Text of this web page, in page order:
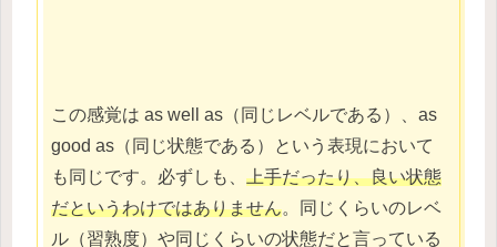
この感覚は as well as（同じレベルである）、as
good as（同じ状態である）という表現において
も同じです。必ずしも、 上手だったり、良い状態
だというわけではありません。同じくらいのレベ
ル（習熟度）や同じくらいの状態だと言っている